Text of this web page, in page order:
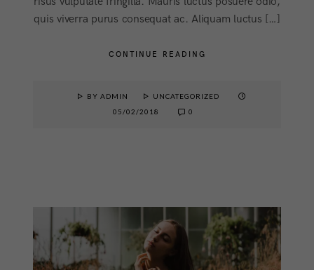
quis viverra purus consequat ac. Aliquam luctus […]
CONTINUE READING
BY ADMIN
UNCATEGORIZED
05/02/2018
0